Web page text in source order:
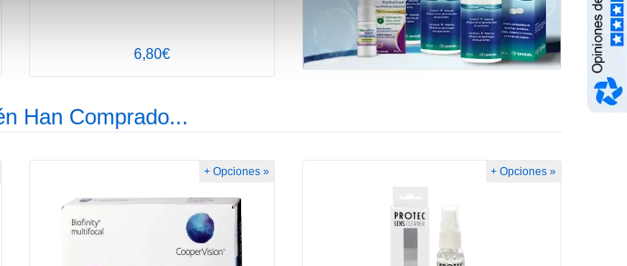
6,80€
Han Comprado...
+ Opciones » + Opciones »